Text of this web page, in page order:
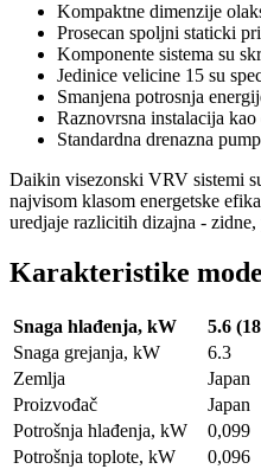
Kompaktne dimenzije
Prosecan spoljni staticki
Komponente sistema su
Jedinice velicine 15 su
Smanjena potrosnja
Raznovrsna instalacija
Standardna drenazna
Daikin visezonski VRV sistemi
najvisom klasom energetske
uredjaje razlicitih dizajna -
Karakteristike
Snaga hlađenja, kW
5.6
Snaga grejanja, kW
6.3
Zemlja
Japan
Proizvođač
Japan
Potrošnja hlađenja, kW
0,099
Potrošnja toplote, kW
0,096